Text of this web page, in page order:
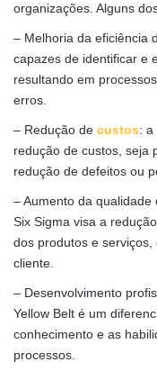
organizações. Alguns
– Melhoria da eficiência
capazes de identificar e
resultando em
erros.
– Redução de custos: a
redução de custos, seja
redução de defeitos ou
– Aumento da
Six Sigma visa a
dos produtos e
cliente.
– Desenvolvimento
Yellow Belt é um
conhecimento e as
processos.